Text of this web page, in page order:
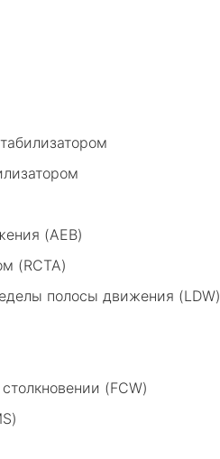
(AEB)
(RCTA)
полосы движения (LDW)
(FCW)